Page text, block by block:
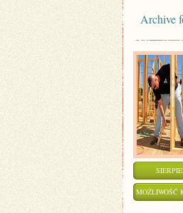
Archive
MOŻLIWOŚĆ